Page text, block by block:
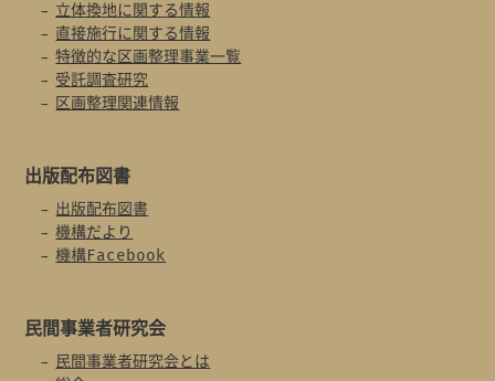
立体換地に関する情報
直接施行に関する情報
特徴的な区画整理事業一覧
受託調査研究
区画整理関連情報
出版配布図書
出版配布図書
機構だより
機構Facebook
民間事業者研究会
民間事業者研究会とは